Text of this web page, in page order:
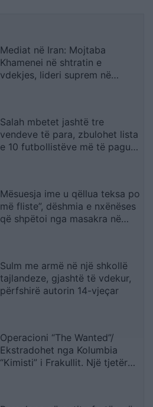
Mediat në Iran: Mojtaba
Khamenei në shtratin e
vdekjes, lideri suprem në
Salah mbetet jashtë tre
vendeve të para, zbulohet lista
e 10 futbollistëve më të paguar
Mësuesja ime u qëllua teksa po
më fliste”, dëshmia e nxënëses
që shpëtoi nga masakra në
Sulm me armë në një shkollë
tajlandeze, gjashtë të vdekur,
përfshirë autorin 14-vjeçar
Operacioni “The Wanted”/
Ekstradohet nga Kolumbia
“Kimisti” i Frakullit. Një tjetër